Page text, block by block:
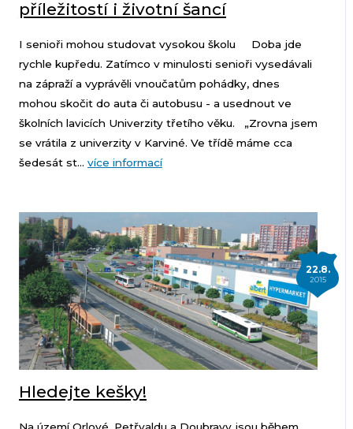
příležitostí i životní šancí
I senioři mohou studovat vysokou školu Doba jde
rychle kupředu. Zatímco v minulosti senioři vysedávali
na zápraží a vyprávěli vnoučatům pohádky, dnes
mohou skočit do auta či autobusu - a usednout ve
školních lavicích Univerzity třetího věku. „Zrovna jsem
se vrátila z univerzity v Karviné. Ve třídě máme cca
šedesát st... více informací
22.8.
2015
Hledejte kešky!